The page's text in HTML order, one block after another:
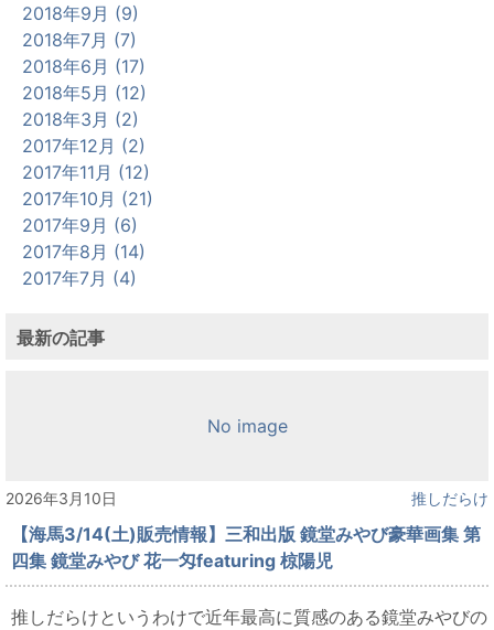
2018年9月 (9)
2018年7月 (7)
2018年6月 (17)
2018年5月 (12)
2018年3月 (2)
2017年12月 (2)
2017年11月 (12)
2017年10月 (21)
2017年9月 (6)
2017年8月 (14)
2017年7月 (4)
最新の記事
No image
2026年3月10日 推しだらけ
【海馬3/14(土)販売情報】三和出版 鏡堂みやび豪華画集 第
四集 鏡堂みやび 花一匁featuring 椋陽児
推しだらけというわけで近年最高に質感のある鏡堂みやびの